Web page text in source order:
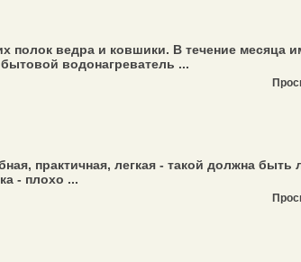
ведра и ковшики. В течение месяца
водонагреватель ...
практичная, легкая - такой должна быть
- плохо ...